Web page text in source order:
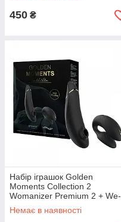
450 ₴
Набір іграшок Golden
Moments Collection 2
Womanizer Premium 2 + We-
Vibe Chorus
Немає в наявності